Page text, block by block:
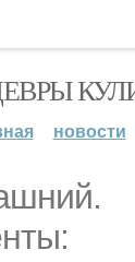
новости